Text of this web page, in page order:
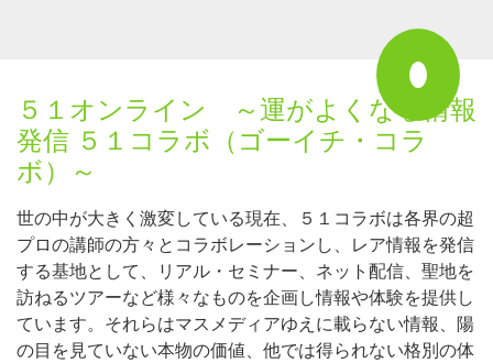
５１オンライン ～運がよくなる情報
発信 ５１コラボ（ゴーイチ・コラ
ボ）～
世の中が大きく激変している現在、５１コラボは各界の超
プロの講師の方々とコラボレーションし、レア情報を発信
する基地として、リアル・セミナー、ネット配信、聖地を
訪ねるツアーなど様々なものを企画し情報や体験を提供し
ています。それらはマスメディアゆえに載らない情報、陽
の目を見ていない本物の価値、他では得られない格別の体